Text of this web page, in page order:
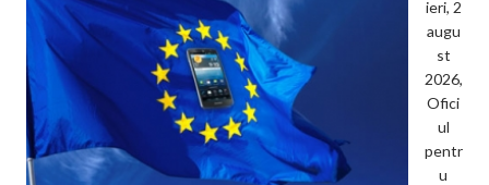
ieri, 2
augu
st
2026,
Ofici
ul
pentr
u